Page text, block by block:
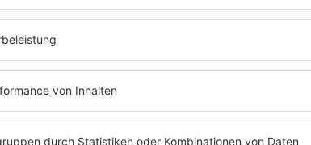
sein!